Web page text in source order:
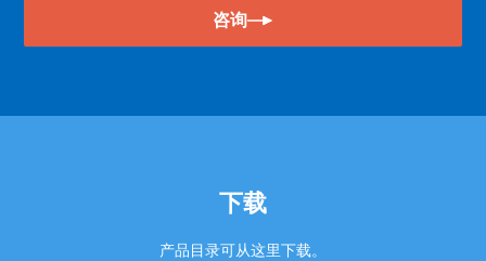
咨询
下载
产品目录可从这里下载。